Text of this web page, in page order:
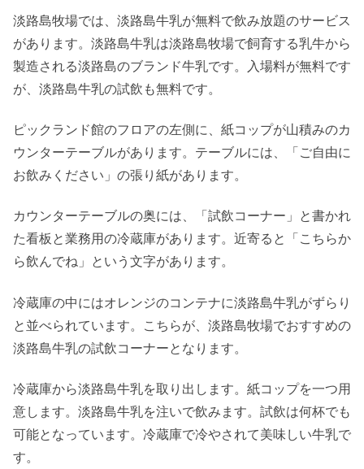
淡路島牧場では、淡路島牛乳が無料で飲み放題のサービス
があります。淡路島牛乳は淡路島牧場で飼育する乳牛から
製造される淡路島のブランド牛乳です。入場料が無料です
が、淡路島牛乳の試飲も無料です。
ピックランド館のフロアの左側に、紙コップが山積みのカ
ウンターテーブルがあります。テーブルには、「ご自由に
お飲みください」の張り紙があります。
カウンターテーブルの奥には、「試飲コーナー」と書かれ
た看板と業務用の冷蔵庫があります。近寄ると「こちらか
ら飲んでね」という文字があります。
冷蔵庫の中にはオレンジのコンテナに淡路島牛乳がずらり
と並べられています。こちらが、淡路島牧場でおすすめの
淡路島牛乳の試飲コーナーとなります。
冷蔵庫から淡路島牛乳を取り出します。紙コップを一つ用
意します。淡路島牛乳を注いで飲みます。試飲は何杯でも
可能となっています。冷蔵庫で冷やされて美味しい牛乳で
す。